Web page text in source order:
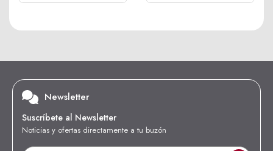
Newsletter
Suscríbete al Newsletter
Noticias y ofertas directamente a tu buzón